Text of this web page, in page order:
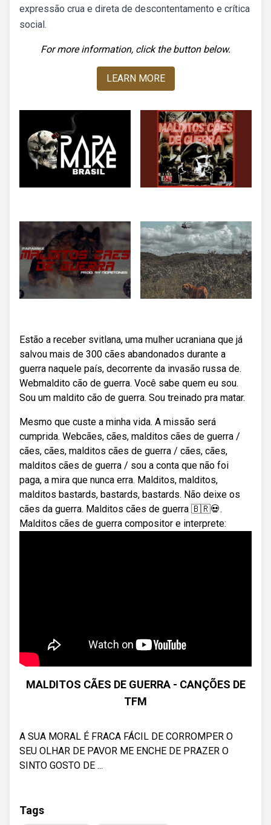
expressão crua e direta de descontentamento e crítica
social.
For more information, click the button below.
LEARN MORE
Estão a receber svitlana, uma mulher ucraniana que já
salvou mais de 300 cães abandonados durante a
guerra naquele país, decorrente da invasão russa de.
Webmaldito cão de guerra. Você sabe quem eu sou.
Sou um maldito cão de guerra. Sou treinado pra matar.
Mesmo que custe a minha vida. A missão será
cumprida. Webcães, cães, malditos cães de guerra /
cães, cães, malditos cães de guerra / cães, cães,
malditos cães de guerra / sou a conta que não foi
paga, a mira que nunca erra. Malditos, malditos,
malditos bastards, bastards, bastards. Não deixe os
cães da guerra. Malditos cães de guerra 🇧🇷💀.
Malditos cães de guerra compositor e interprete:
MALDITOS CÃES DE GUERRA - CANÇÕES DE
TFM
A SUA MORAL É FRACA FÁCIL DE CORROMPER O
SEU OLHAR DE PAVOR ME ENCHE DE PRAZER O
SINTO GOSTO DE ...
Tags